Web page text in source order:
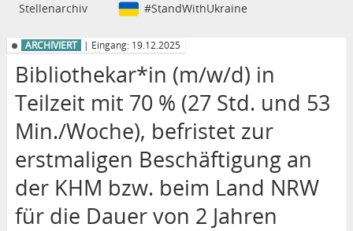
Stellenarchiv #StandWithUkraine
ARCHIVIERT | Eingang: 19.12.2025
Bibliothekar*in (m/w/d) in
Teilzeit mit 70 % (27 Std. und 53
Min./Woche), befristet zur
erstmaligen Beschäftigung an
der KHM bzw. beim Land NRW
für die Dauer von 2 Jahren